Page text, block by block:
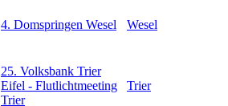
4. Domspringen Wesel Wesel
25. Volksbank Trier
Eifel - Flutlichtmeeting
Trier
Trier